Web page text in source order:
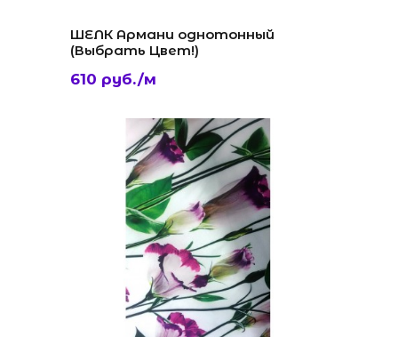
ШЕЛК Армани однотонный
(Выбрать Цвет!)
610 руб./м